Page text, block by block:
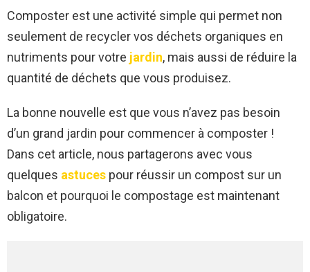
Composter est une activité simple qui permet non
seulement de recycler vos déchets organiques en
nutriments pour votre jardin, mais aussi de réduire la
quantité de déchets que vous produisez.
La bonne nouvelle est que vous n’avez pas besoin
d’un grand jardin pour commencer à composter !
Dans cet article, nous partagerons avec vous
quelques astuces pour réussir un compost sur un
balcon et pourquoi le compostage est maintenant
obligatoire.